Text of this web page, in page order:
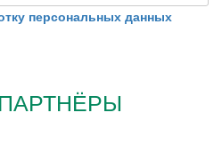
персональных данных